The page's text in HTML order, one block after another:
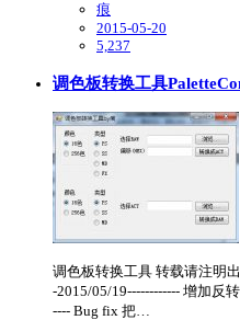
痕
2015-05-20
5,237
调色板转换工具
调色板转换工具 转载请注明
-2015/05/19------------ 增加反
---- Bug fix 把…